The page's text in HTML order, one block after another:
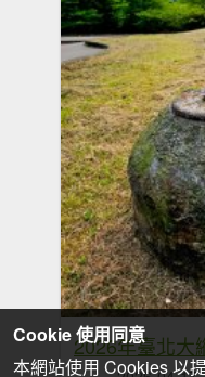
Cookie 使用同意
本網站使用 Cookies 以